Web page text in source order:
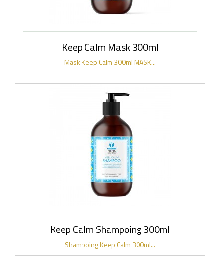
Keep Calm Mask 300ml
Mask Keep Calm 300ml MASK...
Keep Calm Shampoing 300ml
Shampoing Keep Calm 300ml...